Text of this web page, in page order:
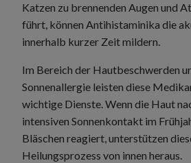
Katzen zu brennenden Augen und
führt, können Antihistaminika die
innerhalb kurzer Zeit mildern.
Im Bereich der Hautbeschwerden
Sonnenallergie leisten diese
wichtige Dienste. Wenn die Haut
intensiven Sonnenkontakt im
Bläschen reagiert, unterstützen
Heilungsprozess von innen heraus.